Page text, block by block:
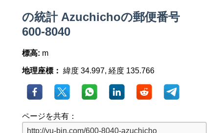
の統計 Azuchichoの郵便番号
600-8040
標高: m
地理座標： 緯度 34.997, 経度 135.766
ページを共有：